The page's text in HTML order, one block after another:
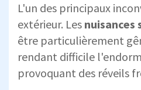
L'un des principaux
extérieur. Les nuisances
être particulièrement
rendant difficile
provoquant des réveils